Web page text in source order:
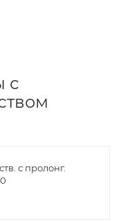
с
с пролонг.